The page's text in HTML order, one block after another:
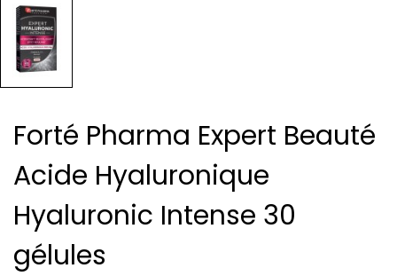
Forté Pharma Expert Beauté
Acide Hyaluronique
Hyaluronic Intense 30
gélules